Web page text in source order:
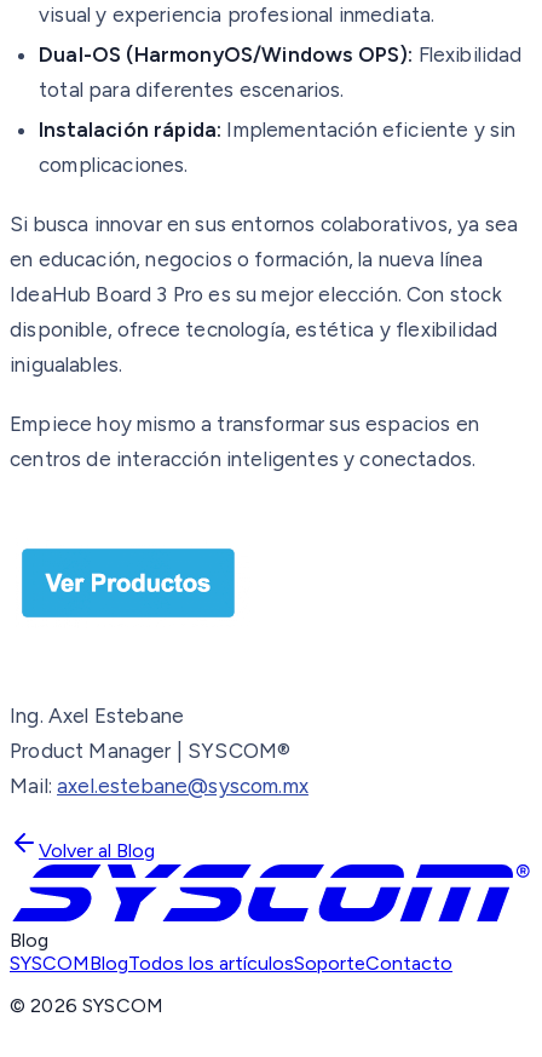
visual y experiencia profesional inmediata.
Dual-OS (HarmonyOS/Windows OPS): Flexibilidad
total para diferentes escenarios.
Instalación rápida: Implementación eficiente y sin
complicaciones.
Si busca innovar en sus entornos colaborativos, ya sea
en educación, negocios o formación, la nueva línea
IdeaHub Board 3 Pro es su mejor elección. Con stock
disponible, ofrece tecnología, estética y flexibilidad
inigualables.
Empiece hoy mismo a transformar sus espacios en
centros de interacción inteligentes y conectados.
Ing. Axel Estebane
Product Manager | SYSCOM®
Mail:axel.estebane@syscom.mx
Volver al Blog
Blog
SYSCOMBlogTodos los artículosSoporteContacto
©2026 SYSCOM